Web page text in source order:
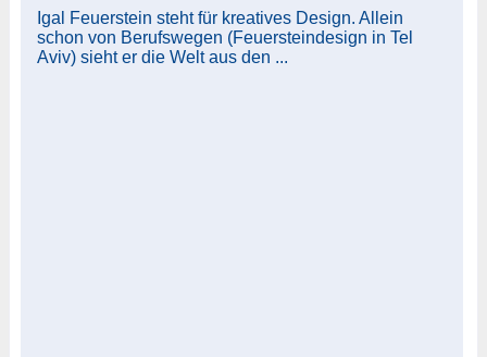
Igal Feuerstein steht für kreatives Design. Allein
schon von Berufswegen (Feuersteindesign in Tel
Aviv) sieht er die Welt aus den ...